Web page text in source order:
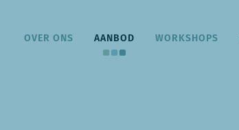
OVER ONS AANBOD WORKSHOPS